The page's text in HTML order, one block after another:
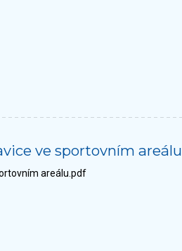
ve sportovním areálu
areálu.pdf